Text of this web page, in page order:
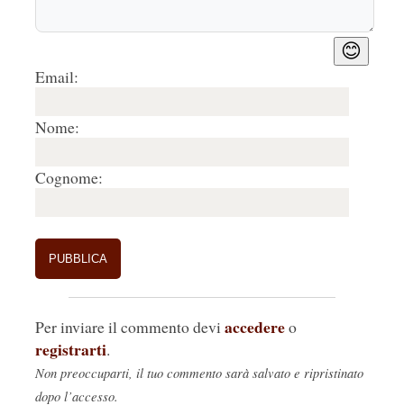
😊
Email:
Nome:
Cognome:
Per inviare il commento devi accedereo
registrarti.
Non preoccuparti, il tuo commento sarà salvato e ripristinato
dopo l’accesso.